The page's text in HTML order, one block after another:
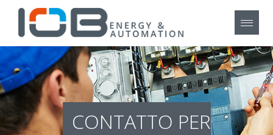
CONTATTO PER